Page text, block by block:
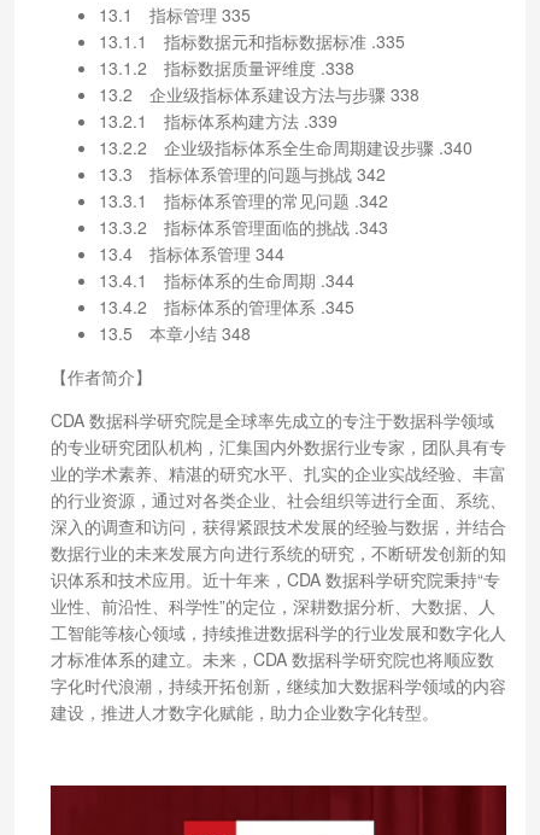
13.1 指标管理 335
13.1.1 指标数据元和指标数据标准 .335
13.1.2 指标数据质量评维度 .338
13.2 企业级指标体系建设方法与步骤 338
13.2.1 指标体系构建方法 .339
13.2.2 企业级指标体系全生命周期建设步骤 .340
13.3 指标体系管理的问题与挑战 342
13.3.1 指标体系管理的常见问题 .342
13.3.2 指标体系管理面临的挑战 .343
13.4 指标体系管理 344
13.4.1 指标体系的生命周期 .344
13.4.2 指标体系的管理体系 .345
13.5 本章小结 348
【作者简介】
CDA 数据科学研究院是全球率先成立的专注于数据科学领域
的专业研究团队机构，汇集国内外数据行业专家，团队具有专
业的学术素养、精湛的研究水平、扎实的企业实战经验、丰富
的行业资源，通过对各类企业、社会组织等进行全面、系统、
深入的调查和访问，获得紧跟技术发展的经验与数据，并结合
数据行业的未来发展方向进行系统的研究，不断研发创新的知
识体系和技术应用。近十年来，CDA 数据科学研究院秉持“专
业性、前沿性、科学性”的定位，深耕数据分析、大数据、人
工智能等核心领域，持续推进数据科学的行业发展和数字化人
才标准体系的建立。未来，CDA 数据科学研究院也将顺应数
字化时代浪潮，持续开拓创新，继续加大数据科学领域的内容
建设，推进人才数字化赋能，助力企业数字化转型。